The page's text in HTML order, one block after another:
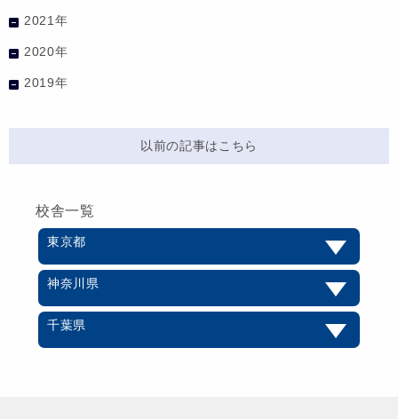
2021年
2020年
2019年
以前の記事はこちら
校舎一覧
東京都
神奈川県
千葉県